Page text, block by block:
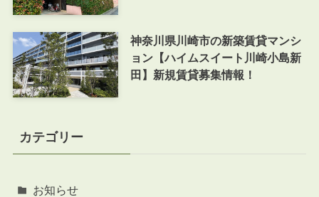
神奈川県川崎市の新築賃貸マンシ
ョン【ハイムスイート川崎小島新
田】新規賃貸募集情報！
カテゴリー
お知らせ